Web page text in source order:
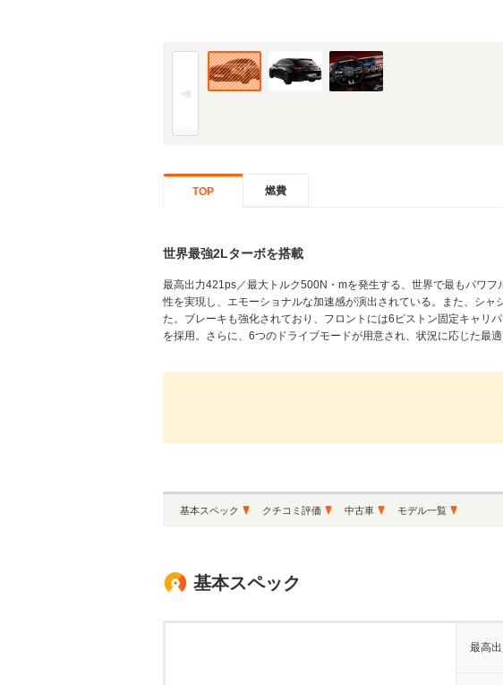
23年(R5)9月、MC時のフロント。写真
TOP 燃費
世界最強2Lターボを搭載
最高出力421ps／最大トルク500N・mを発生する、世界で最もパワ
性を実現し、エモーショナルな加速感が演出されている。また、シ
た。ブレーキも強化されており、フロントには6ピストン固定キャリ
を採用。さらに、6つのドライブモードが用意され、状況に応じた最
基本スペック クチコミ評価 中古車 モデル一覧
基本スペック
最高